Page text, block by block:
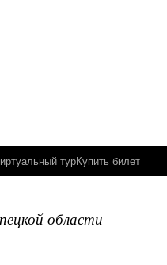
турКупить билет
области